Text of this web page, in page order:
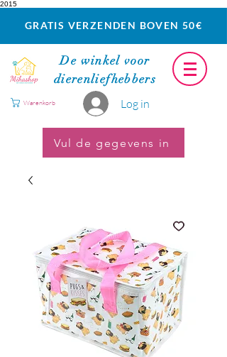
2015
GRATIS VERZENDEN BOVEN 50€
De winkel voor
dierenliefhebbers
Log in
Warenkorb
Vul de gegevens in